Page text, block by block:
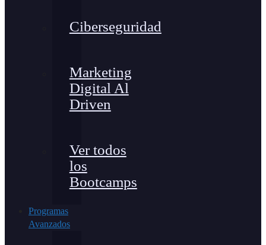
Ciberseguridad
Marketing
Digital Al
Driven
Ver todos
los
Bootcamps
Programas
Avanzados